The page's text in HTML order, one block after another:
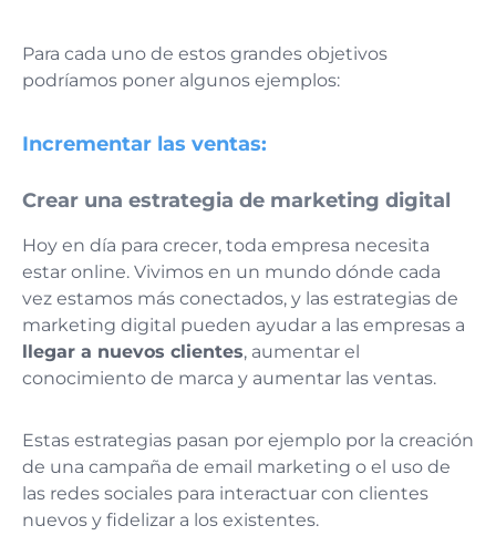
Para cada uno de estos grandes objetivos
podríamos poner algunos ejemplos:
Incrementar las ventas:
Crear una estrategia de marketing digital
Hoy en día para crecer, toda empresa necesita
estar online. Vivimos en un mundo dónde cada
vez estamos más conectados, y las estrategias de
marketing digital pueden ayudar a las empresas a
llegar a nuevos clientes, aumentar el
conocimiento de marca y aumentar las ventas.
Estas estrategias pasan por ejemplo por la creación
de una campaña de email marketing o el uso de
las redes sociales para interactuar con clientes
nuevos y fidelizar a los existentes.